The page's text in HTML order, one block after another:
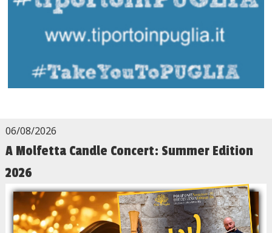
06/08/2026
A Molfetta Candle Concert: Summer Edition
2026